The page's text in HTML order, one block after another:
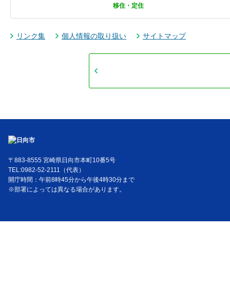
移住・定住
リンク集 個人情報の取り扱い サイトマップ
〒883-8555 宮崎県日向市本町10番5号
TEL:0982-52-2111（代表）
開庁時間：午前8時45分から午後4時30分まで
※部署によっては異なる場合があります。